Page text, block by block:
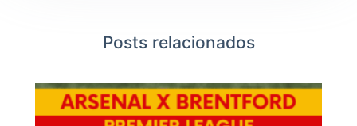
Posts relacionados